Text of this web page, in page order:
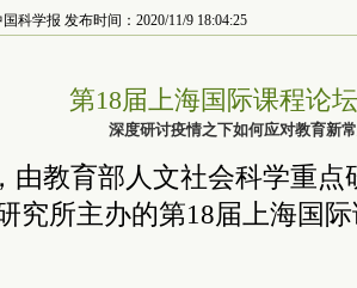
科学报 发布时间：2020/11/9 18:04:25
第18届上海国际课程论
深度研讨疫情之下如何应对教育新
由教育部人文社会科学重
究所主办的第18届上海国